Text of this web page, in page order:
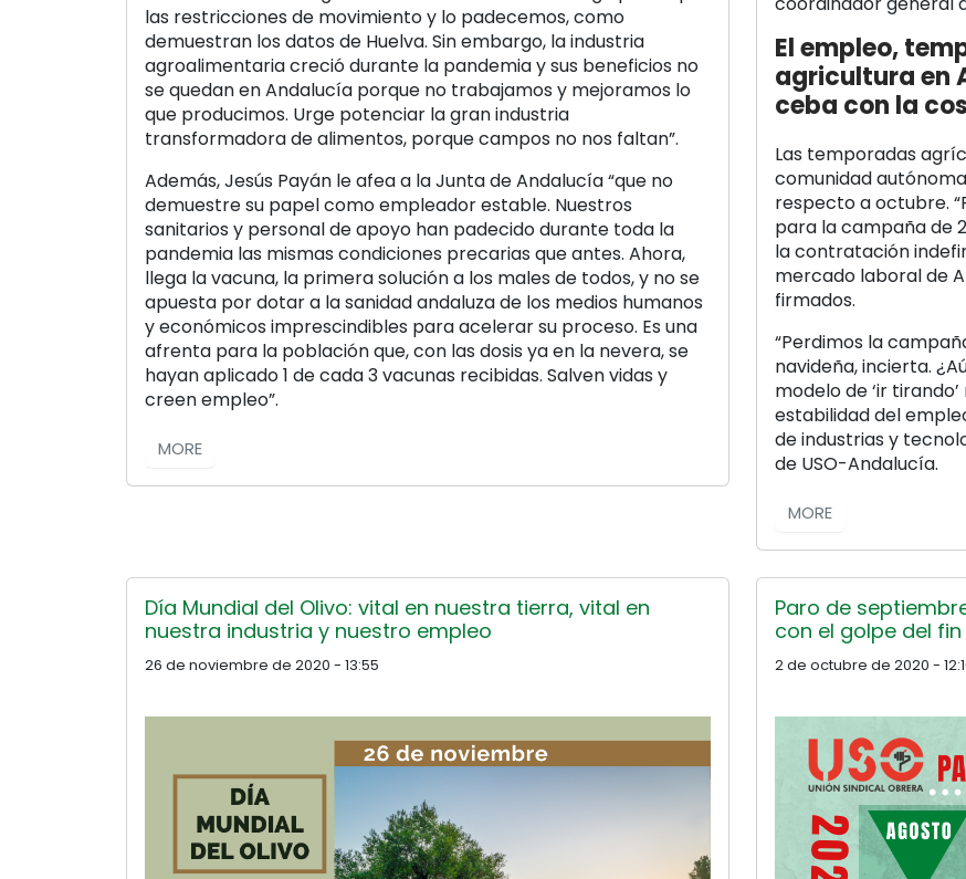
las restricciones de movimiento y lo padecemos, como
demuestran los datos de Huelva. Sin embargo, la industria
agroalimentaria creció durante la pandemia y sus beneficios no
se quedan en Andalucía porque no trabajamos y mejoramos lo
que producimos. Urge potenciar la gran industria
transformadora de alimentos, porque campos no nos faltan”.
Además, Jesús Payán le afea a la Junta de Andalucía “que no
demuestre su papel como empleador estable. Nuestros
sanitarios y personal de apoyo han padecido durante toda la
pandemia las mismas condiciones precarias que antes. Ahora,
llega la vacuna, la primera solución a los males de todos, y no se
apuesta por dotar a la sanidad andaluza de los medios humanos
y económicos imprescindibles para acelerar su proceso. Es una
afrenta para la población que, con las dosis ya en la nevera, se
hayan aplicado 1 de cada 3 vacunas recibidas. Salven vidas y
creen empleo”.
MORE
El empleo,
agricultura en
ceba con la
Las temporadas
comunidad
respecto a octubre.
para la campaña de
la contratación
mercado laboral de
firmados.
“Perdimos la
navideña, incierta.
modelo de ‘ir
estabilidad del
de industrias y
de USO-Andalucía.
MORE
Día Mundial del Olivo: vital en nuestra tierra, vital en
nuestra industria y nuestro empleo
26 de noviembre de 2020 - 13:55
Paro de
con el golpe del
2 de octubre de 2020 -